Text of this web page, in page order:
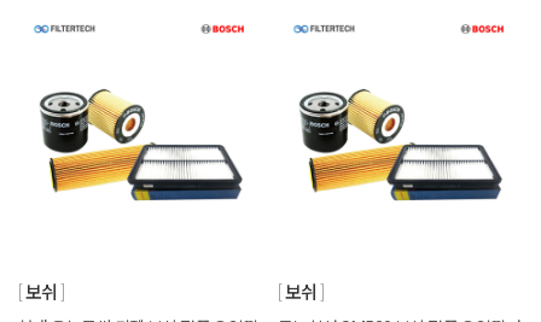
보쉬 보쉬